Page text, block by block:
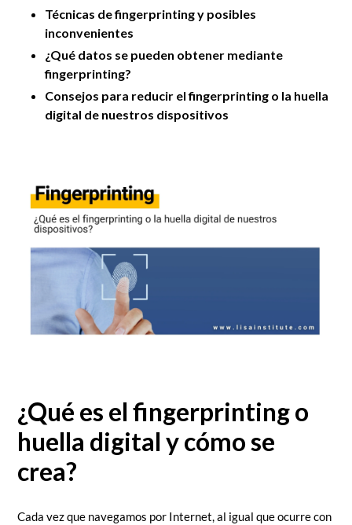
Técnicas de fingerprinting y posibles
inconvenientes
¿Qué datos se pueden obtener mediante
fingerprinting?
Consejos para reducir el fingerprinting o la huella
digital de nuestros dispositivos
¿Qué es el fingerprinting o
huella digital y cómo se
crea?
Cada vez que navegamos por Internet, al igual que ocurre con